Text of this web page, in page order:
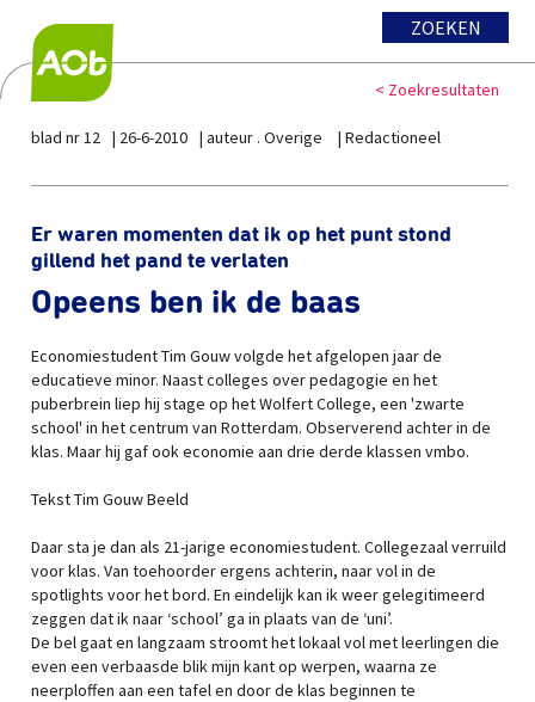
ZOEKEN
< Zoekresultaten
blad nr 12 26-6-2010 auteur . Overige Redactioneel
Er waren momenten dat ik op het punt stond
gillend het pand te verlaten
Opeens ben ik de baas
Economiestudent Tim Gouw volgde het afgelopen jaar de
educatieve minor. Naast colleges over pedagogie en het
puberbrein liep hij stage op het Wolfert College, een 'zwarte
school' in het centrum van Rotterdam. Observerend achter in de
klas. Maar hij gaf ook economie aan drie derde klassen vmbo.
Tekst Tim Gouw Beeld
Daar sta je dan als 21-jarige economiestudent. Collegezaal verruild
voor klas. Van toehoorder ergens achterin, naar vol in de
spotlights voor het bord. En eindelijk kan ik weer gelegitimeerd
zeggen dat ik naar ‘school’ ga in plaats van de ‘uni’.
De bel gaat en langzaam stroomt het lokaal vol met leerlingen die
even een verbaasde blik mijn kant op werpen, waarna ze
neerploffen aan een tafel en door de klas beginnen te